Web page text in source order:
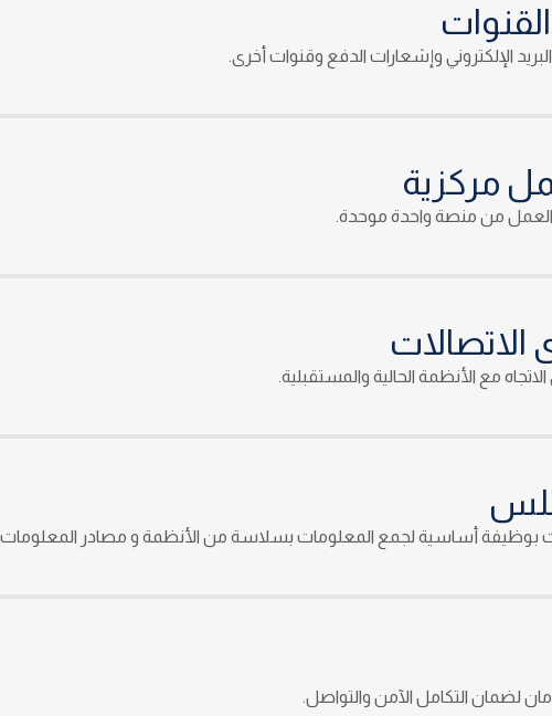
مركزية
العمل من منصة واحدة موحدة.
مع الأنظمة الحالية والمستقبلية.
بوظيفة أساسية لجمع المعلومات بسلاسة من الأنظمة و مصادر
لضمان التكامل الآمن والتواصل.